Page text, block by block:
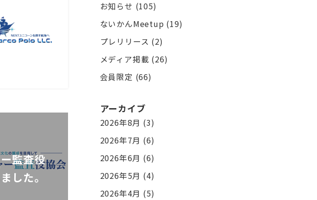
監査役
した。
お知らせ (105)
ないかんMeetup (19)
プレリリース (2)
メディア掲載 (26)
会員限定 (66)
アーカイブ
2026年8月 (3)
2026年7月 (6)
2026年6月 (6)
2026年5月 (4)
2026年4月 (5)